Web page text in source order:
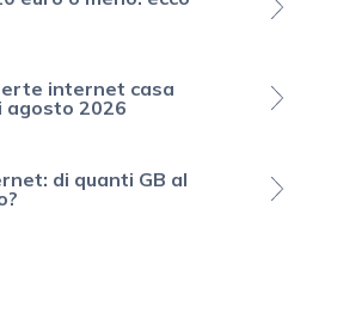
internet casa
agosto 2026
di quanti GB al